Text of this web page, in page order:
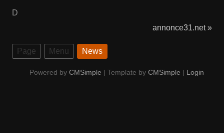
D
annonce31.net »
Page Menu News
Powered by CMSimple | Template by CMSimple | Login